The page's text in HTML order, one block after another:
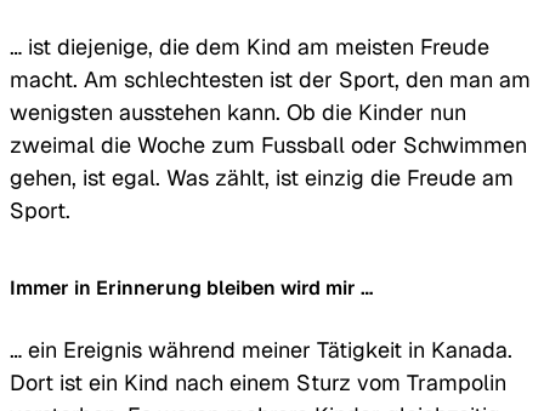
… ist diejenige, die dem Kind am meisten Freude
macht. Am schlechtesten ist der Sport, den man am
wenigsten ausstehen kann. Ob die Kinder nun
zweimal die Woche zum Fussball oder Schwimmen
gehen, ist egal. Was zählt, ist einzig die Freude am
Sport.
Immer in Erinnerung bleiben wird mir …
… ein Ereignis während meiner Tätigkeit in Kanada.
Dort ist ein Kind nach einem Sturz vom Trampolin